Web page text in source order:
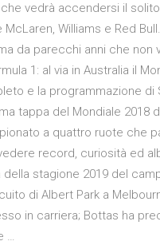
vedrà accendersi il
Williams e Red
da parecchi anni che
1: al via in Australia il
e la programmazione
tappa del Mondiale
a quattro ruote che
record, curiosità ed
stagione 2019 del
di Albert Park a
in carriera; Bottas ha
…